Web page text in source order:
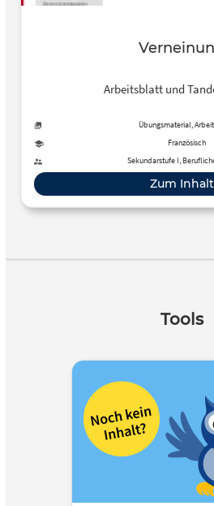
Arbeitsblatt und
Übungsmaterial,
Französisch
Sekundarstufe I,
Zum Inhalt
Tools